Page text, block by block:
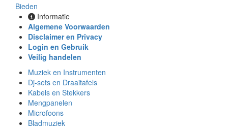
Bieden
Informatie
Algemene Voorwaarden
Disclaimer en Privacy
Login en Gebruik
Veilig handelen
Muziek en Instrumenten
Dj-sets en Draaitafels
Kabels en Stekkers
Mengpanelen
Microfoons
Bladmuziek